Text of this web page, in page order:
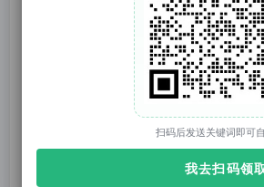
求与备考方向
， 不提供、不传播
案、选项、听力或阅读原文内容。
阅读
扫码后发送关键词即可
我去扫码领